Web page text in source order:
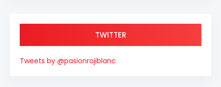
TWITTER
Tweets by @pasionrojiblanc